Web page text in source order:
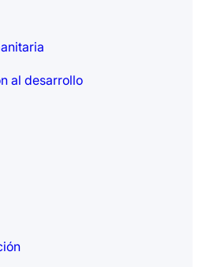
al desarrollo